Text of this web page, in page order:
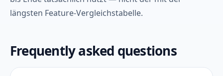
längsten Feature-Vergleichstabelle.
Frequently asked questions